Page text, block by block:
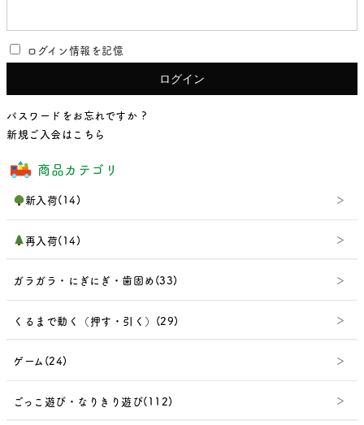
ログイン情報を記憶
パスワードをお忘れですか ?
新規ご入会はこちら
商品カテゴリ
新入荷(14)
再入荷(14)
ガラガラ・にぎにぎ・歯固め(33)
くるまで動く（押す・引く）(29)
ゲーム(24)
ごっこ遊び・なりきり遊び(112)